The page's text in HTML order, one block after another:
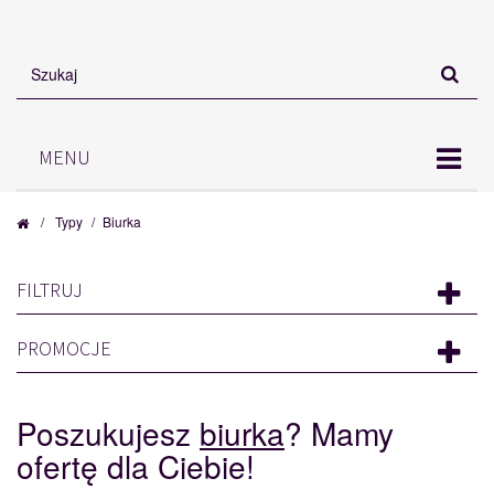
MENU
/ Typy / Biurka
FILTRUJ
PROMOCJE
Poszukujesz biurka? Mamy
ofertę dla Ciebie!